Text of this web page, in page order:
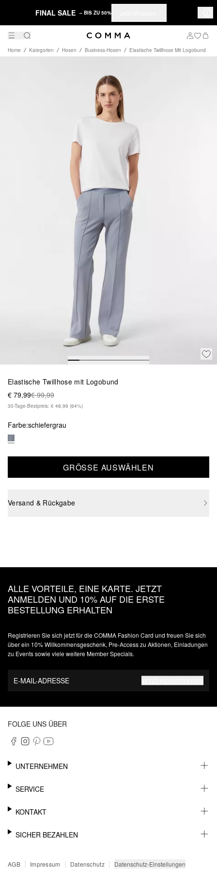
FINAL SALE – BIS ZU 50%
Home Kategorien Hosen Business-Hosen Elastische Twillhose Mit Logobund
Elastische Twillhose mit Logobund
€ 79,99€ 99,99
30-Tage-Bestpreis: € 48,99 (64%)
Farbe:schiefergrau
GRÖSSE AUSWÄHLEN
Versand & Rückgabe
ALLE VORTEILE, EINE KARTE. JETZT
ANMELDEN UND 10% AUF DIE ERSTE
BESTELLUNG ERHALTEN
Registrieren Sie sich jetzt für die COMMA Fashion Card und freuen Sie sich
über ein 10% Willkommensgeschenk, Pre-Access zu Aktionen, Einladungen
zu Events sowie viele weitere Member Specials.
E-MAIL-ADRESSE
FOLGE UNS ÜBER
UNTERNEHMEN
KARRIERE
SERVICE
NEWSLETTER
MEIN KONTO
SENDUNGSVERFOLGUNG
KONTAKT
SUPPORT
SICHER BEZAHLEN
PAYPAL
AGB | Impressum | Datenschutz | Datenschutz-Einstellungen